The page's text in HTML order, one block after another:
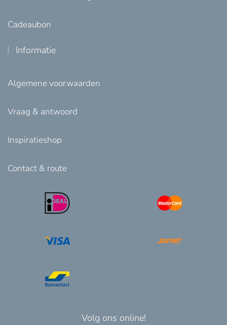
Cadeaubon
Informatie
Algemene voorwaarden
Vraag & antwoord
Inspiratieshop
Contact & route
Volg ons online!